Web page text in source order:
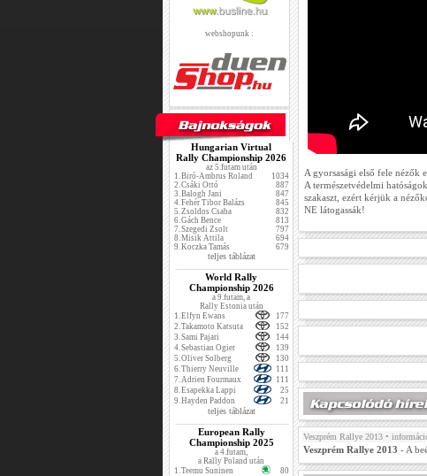
webshopunk :
Hungarian Virtual
Rally Championship 2026
az 5.futam után
1.Biró-Ambrus Roland
1034
2.Csáki Ottó
887
3.Balogh Jani
847
4.Fehér Tibor Balázs
845
5.Zsoldos Csaba
832
6.Gách Bence
813
7.Szegedi Zsolt
797
8.Misik Attila
694
9.Koczka Tamás 679
teljes táblázat
World Rally
Championship 2026
a 9.futam, a
Rally Estonia után
1.Elfyn Ewans
177
2.Takamoto Katsuta
152
3.Sami Pajari
144
4.Sebastian Ogier
139
5.Oliver Solberg
130
6.Thierry Neuville
111
7.Adrien Fourmaux
111
8.Esapekka Lappi
25
9.Hayden Paddon 21
teljes táblázat
European Rally
Championship 2025
a 4.futam,
a Rally Poland után
1.Teemu Suninen
80
A gyorsasági első fele nézők
A természetvédelmi
szakaszt, ezért kérjük a
NE látogassák!
Veszprém Rallye 2013 •
Veszprém Rallye 2013 - A